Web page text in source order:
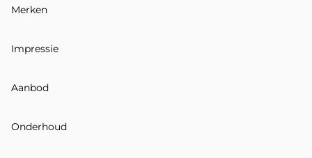
Merken
Impressie
Aanbod
Onderhoud